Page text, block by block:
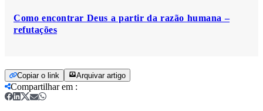
Como encontrar Deus a partir da razão humana –
refutações
Copiar o link Arquivar artigo
Compartilhar em :